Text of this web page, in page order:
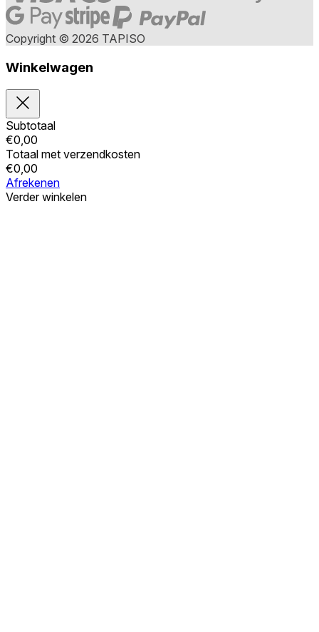
Copyright © 2026 TAPISO
Winkelwagen
Subtotaal
€0,00
Totaal met verzendkosten
€0,00
Afrekenen
Verder winkelen